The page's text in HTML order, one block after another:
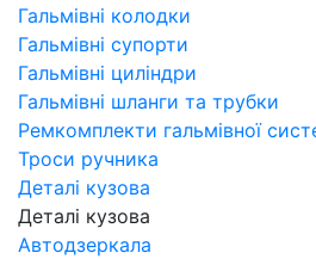
Гальмівні колодки
Гальмівні супорти
Гальмівні циліндри
Гальмівні шланги та трубки
Ремкомплекти гальмівної
Троси ручника
Деталі кузова
Деталі кузова
Автодзеркала